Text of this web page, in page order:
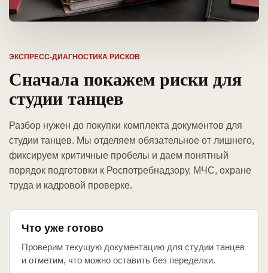
ЭКСПРЕСС-ДИАГНОСТИКА РИСКОВ
Сначала покажем риски для
студии танцев
Разбор нужен до покупки комплекта документов для
студии танцев. Мы отделяем обязательное от лишнего,
фиксируем критичные пробелы и даем понятный
порядок подготовки к Роспотребнадзору, МЧС, охране
труда и кадровой проверке.
Что уже готово
Проверим текущую документацию для студии танцев
и отметим, что можно оставить без переделки.